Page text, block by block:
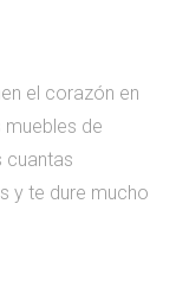
el corazón en
de
cuantas
y te dure mucho